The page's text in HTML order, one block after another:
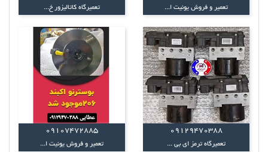
تعمیر و فروش یونیت ا... تعمیرگاه کاتالیزور خ...
09129470388
تعمیرگاه ترمز ای بی ...
09107472885
تعمیر و فروش یونیت ا...